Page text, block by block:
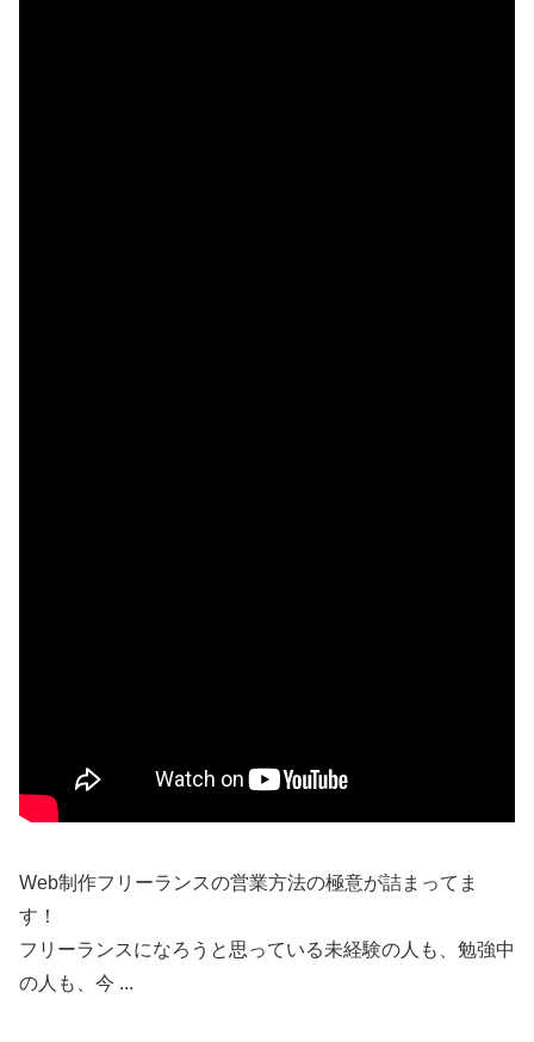
Web制作フリーランスの営業方法の極意が詰まってま
す！
フリーランスになろうと思っている未経験の人も、勉強中
の人も、今 ...